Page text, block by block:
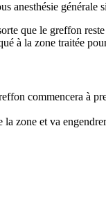
anesthésie générale
que le greffon
à la zone traitée
commencera à
zone et va